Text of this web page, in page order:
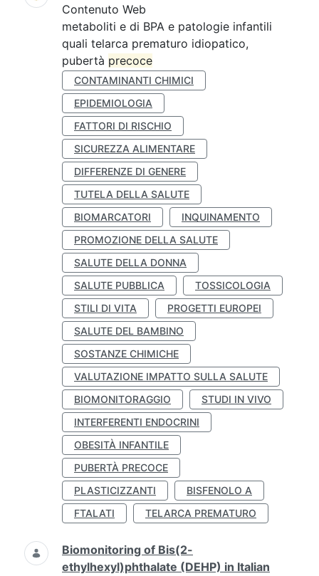
Contenuto Web
metaboliti e di BPA e patologie infantili
quali telarca prematuro idiopatico,
pubertà precoce
CONTAMINANTI CHIMICI
EPIDEMIOLOGIA
FATTORI DI RISCHIO
SICUREZZA ALIMENTARE
DIFFERENZE DI GENERE
TUTELA DELLA SALUTE
BIOMARCATORI
INQUINAMENTO
PROMOZIONE DELLA SALUTE
SALUTE DELLA DONNA
SALUTE PUBBLICA
TOSSICOLOGIA
STILI DI VITA
PROGETTI EUROPEI
SALUTE DEL BAMBINO
SOSTANZE CHIMICHE
VALUTAZIONE IMPATTO SULLA SALUTE
BIOMONITORAGGIO
STUDI IN VIVO
INTERFERENTI ENDOCRINI
OBESITÀ INFANTILE
PUBERTÀ PRECOCE
PLASTICIZZANTI
BISFENOLO A
FTALATI
TELARCA PREMATURO
Biomonitoring of Bis(2-
ethylhexyl)phthalate (DEHP) in Italian